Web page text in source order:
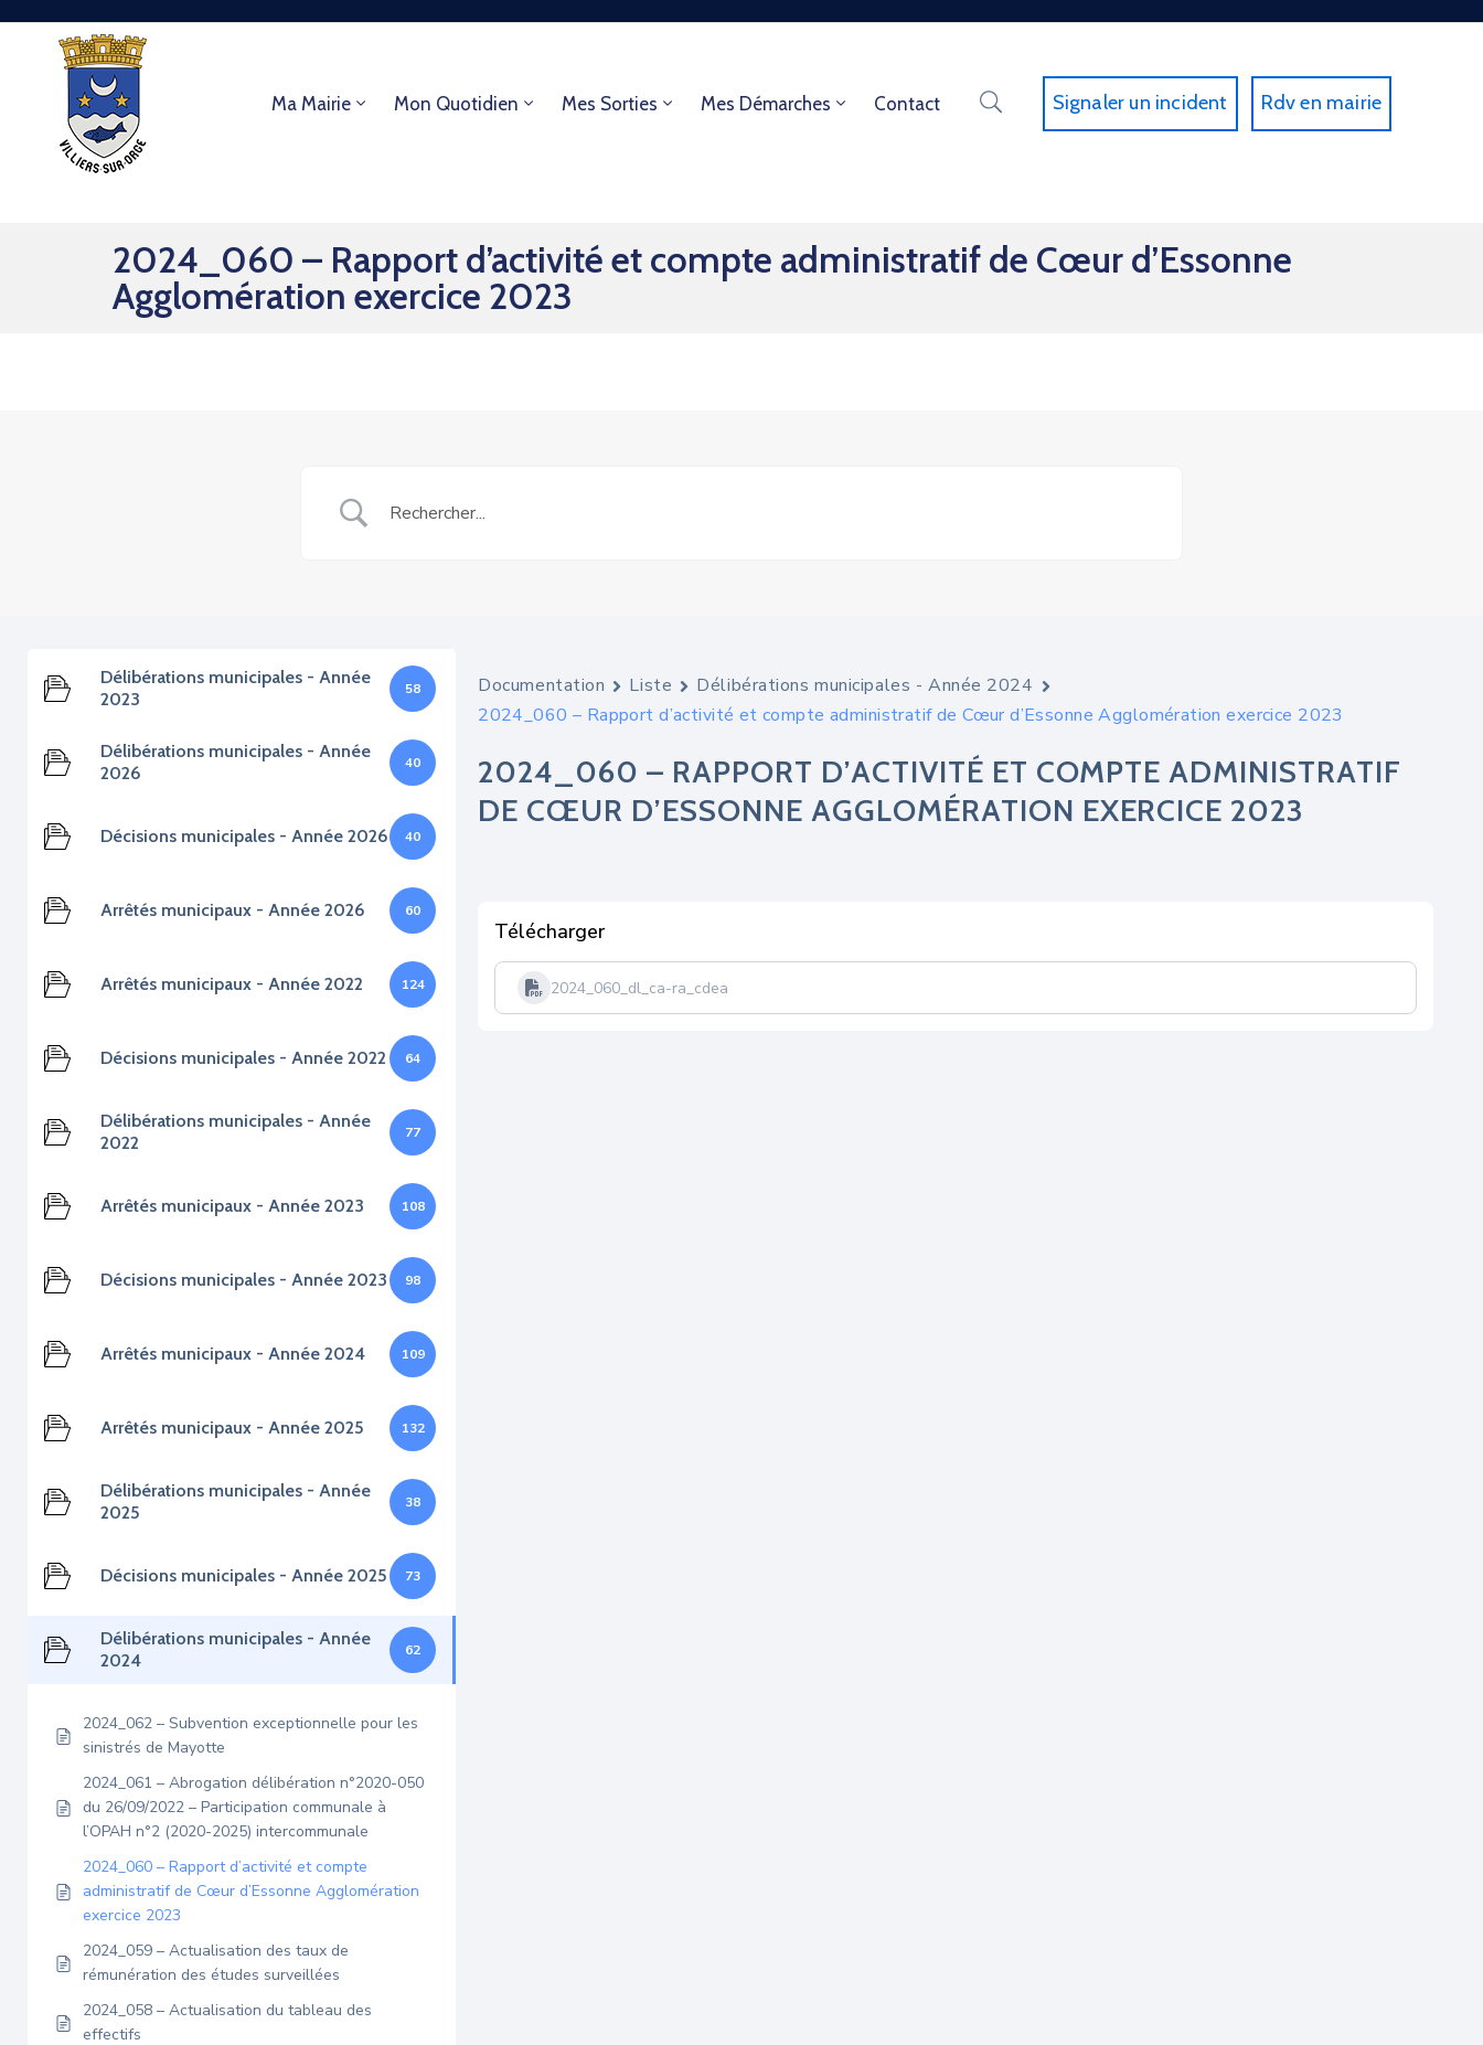
Ma Mairie Mon Quotidien Mes Sorties Mes Démarches Contact Signaler un incident Rdv en mairie
2024_060 – Rapport d’activité et compte administratif de Cœur d’Essonne
Agglomération exercice 2023
Délibérations municipales - Année
2023
58
Délibérations municipales - Année
2026
40
Décisions municipales - Année 2026 40
Arrêtés municipaux - Année 2026 60
Arrêtés municipaux - Année 2022 124
Décisions municipales - Année 2022 64
Délibérations municipales - Année
2022
77
Arrêtés municipaux - Année 2023 108
Décisions municipales - Année 2023 98
Arrêtés municipaux - Année 2024 109
Arrêtés municipaux - Année 2025 132
Délibérations municipales - Année
2025
38
Décisions municipales - Année 2025 73
Délibérations municipales - Année
2024
62
2024_062 – Subvention exceptionnelle pour les
sinistrés de Mayotte
2024_061 – Abrogation délibération n°2020-050
du 26/09/2022 – Participation communale à
l’OPAH n°2 (2020-2025) intercommunale
2024_060 – Rapport d’activité et compte
administratif de Cœur d’Essonne Agglomération
exercice 2023
2024_059 – Actualisation des taux de
rémunération des études surveillées
2024_058 – Actualisation du tableau des
effectifs
Documentation Liste
Délibérations municipales - Année 2024
2024_060 – Rapport d’activité et compte administratif de Cœur d’Essonne Agglomération exercice 2023
2024_060 – RAPPORT D’ACTIVITÉ ET COMPTE ADMINISTRATIF
DE CŒUR D’ESSONNE AGGLOMÉRATION EXERCICE 2023
Télécharger
2024_060_dl_ca-ra_cdea